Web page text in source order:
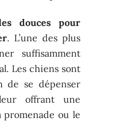
douces pour
. L’une des plus
suffisamment
Les chiens sont
de se dépenser
offrant une
ou le